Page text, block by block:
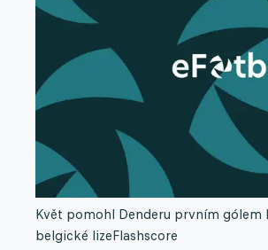
Květ pomohl Denderu prvním gólem
belgické lizeFlashscore